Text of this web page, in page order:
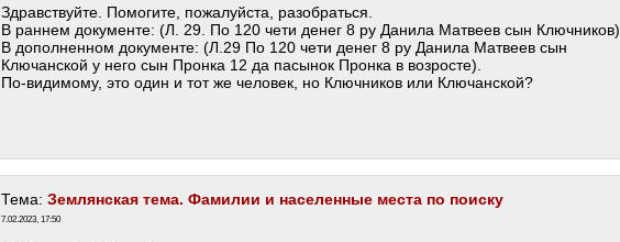
Здравствуйте. Помогите, пожалуйста, разобраться.
В раннем документе: (Л. 29. По 120 чети денег 8 ру Данила Матвеев сын Ключников).
В дополненном документе: (Л.29 По 120 чети денег 8 ру Данила Матвеев сын
Ключанской у него сын Пронка 12 да пасынок Пронка в возросте).
По-видимому, это один и тот же человек, но Ключников или Ключанской?
Тема: Землянская тема. Фамилии и населенные места по поиску
7.02.2023, 17:50